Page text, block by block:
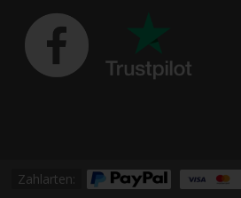
Zahlarten: